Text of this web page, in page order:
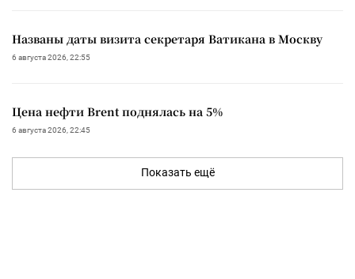
Названы даты визита секретаря Ватикана в Москву
6 августа 2026, 22:55
Цена нефти Brent поднялась на 5%
6 августа 2026, 22:45
Показать ещё